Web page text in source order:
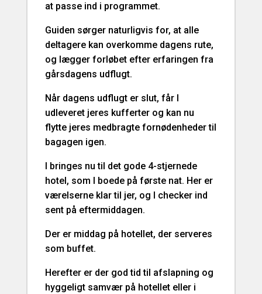
at passe ind i programmet.
Guiden sørger naturligvis for, at alle
deltagere kan overkomme dagens rute,
og lægger forløbet efter erfaringen fra
gårsdagens udflugt.
Når dagens udflugt er slut, får I
udleveret jeres kufferter og kan nu
flytte jeres medbragte fornødenheder til
bagagen igen.
I bringes nu til det gode 4-stjernede
hotel, som I boede på første nat. Her er
værelserne klar til jer, og I checker ind
sent på eftermiddagen.
Der er middag på hotellet, der serveres
som buffet.
Herefter er der god tid til afslapning og
hyggeligt samvær på hotellet eller i